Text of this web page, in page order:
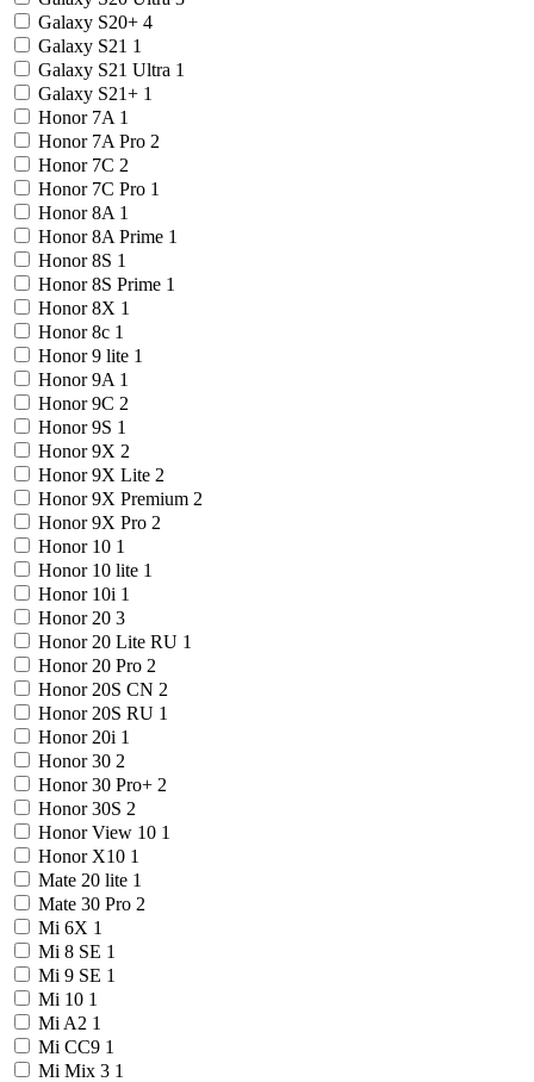
Galaxy S20+ 4
Galaxy S21 1
Galaxy S21 Ultra 1
Galaxy S21+ 1
Honor 7A 1
Honor 7A Pro 2
Honor 7C 2
Honor 7C Pro 1
Honor 8A 1
Honor 8A Prime 1
Honor 8S 1
Honor 8S Prime 1
Honor 8X 1
Honor 8c 1
Honor 9 lite 1
Honor 9A 1
Honor 9C 2
Honor 9S 1
Honor 9X 2
Honor 9X Lite 2
Honor 9X Premium 2
Honor 9X Pro 2
Honor 10 1
Honor 10 lite 1
Honor 10i 1
Honor 20 3
Honor 20 Lite RU 1
Honor 20 Pro 2
Honor 20S CN 2
Honor 20S RU 1
Honor 20i 1
Honor 30 2
Honor 30 Pro+ 2
Honor 30S 2
Honor View 10 1
Honor X10 1
Mate 20 lite 1
Mate 30 Pro 2
Mi 6X 1
Mi 8 SE 1
Mi 9 SE 1
Mi 10 1
Mi A2 1
Mi CC9 1
Mi Mix 3 1